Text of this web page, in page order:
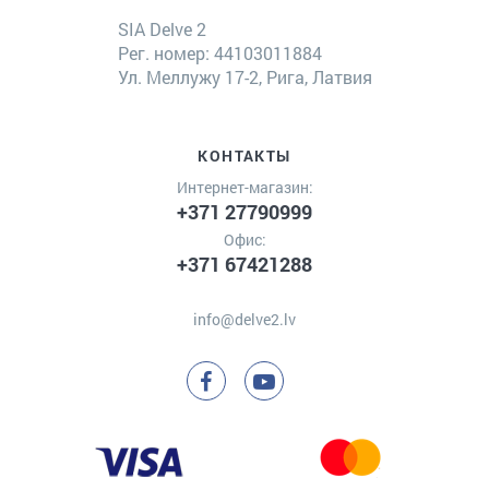
SIA Delve 2
Рег. номер: 44103011884
Ул. Меллужу 17-2, Рига, Латвия
КОНТАКТЫ
Интернет-магазин:
+371 27790999
Офис:
+371 67421288
info@delve2.lv